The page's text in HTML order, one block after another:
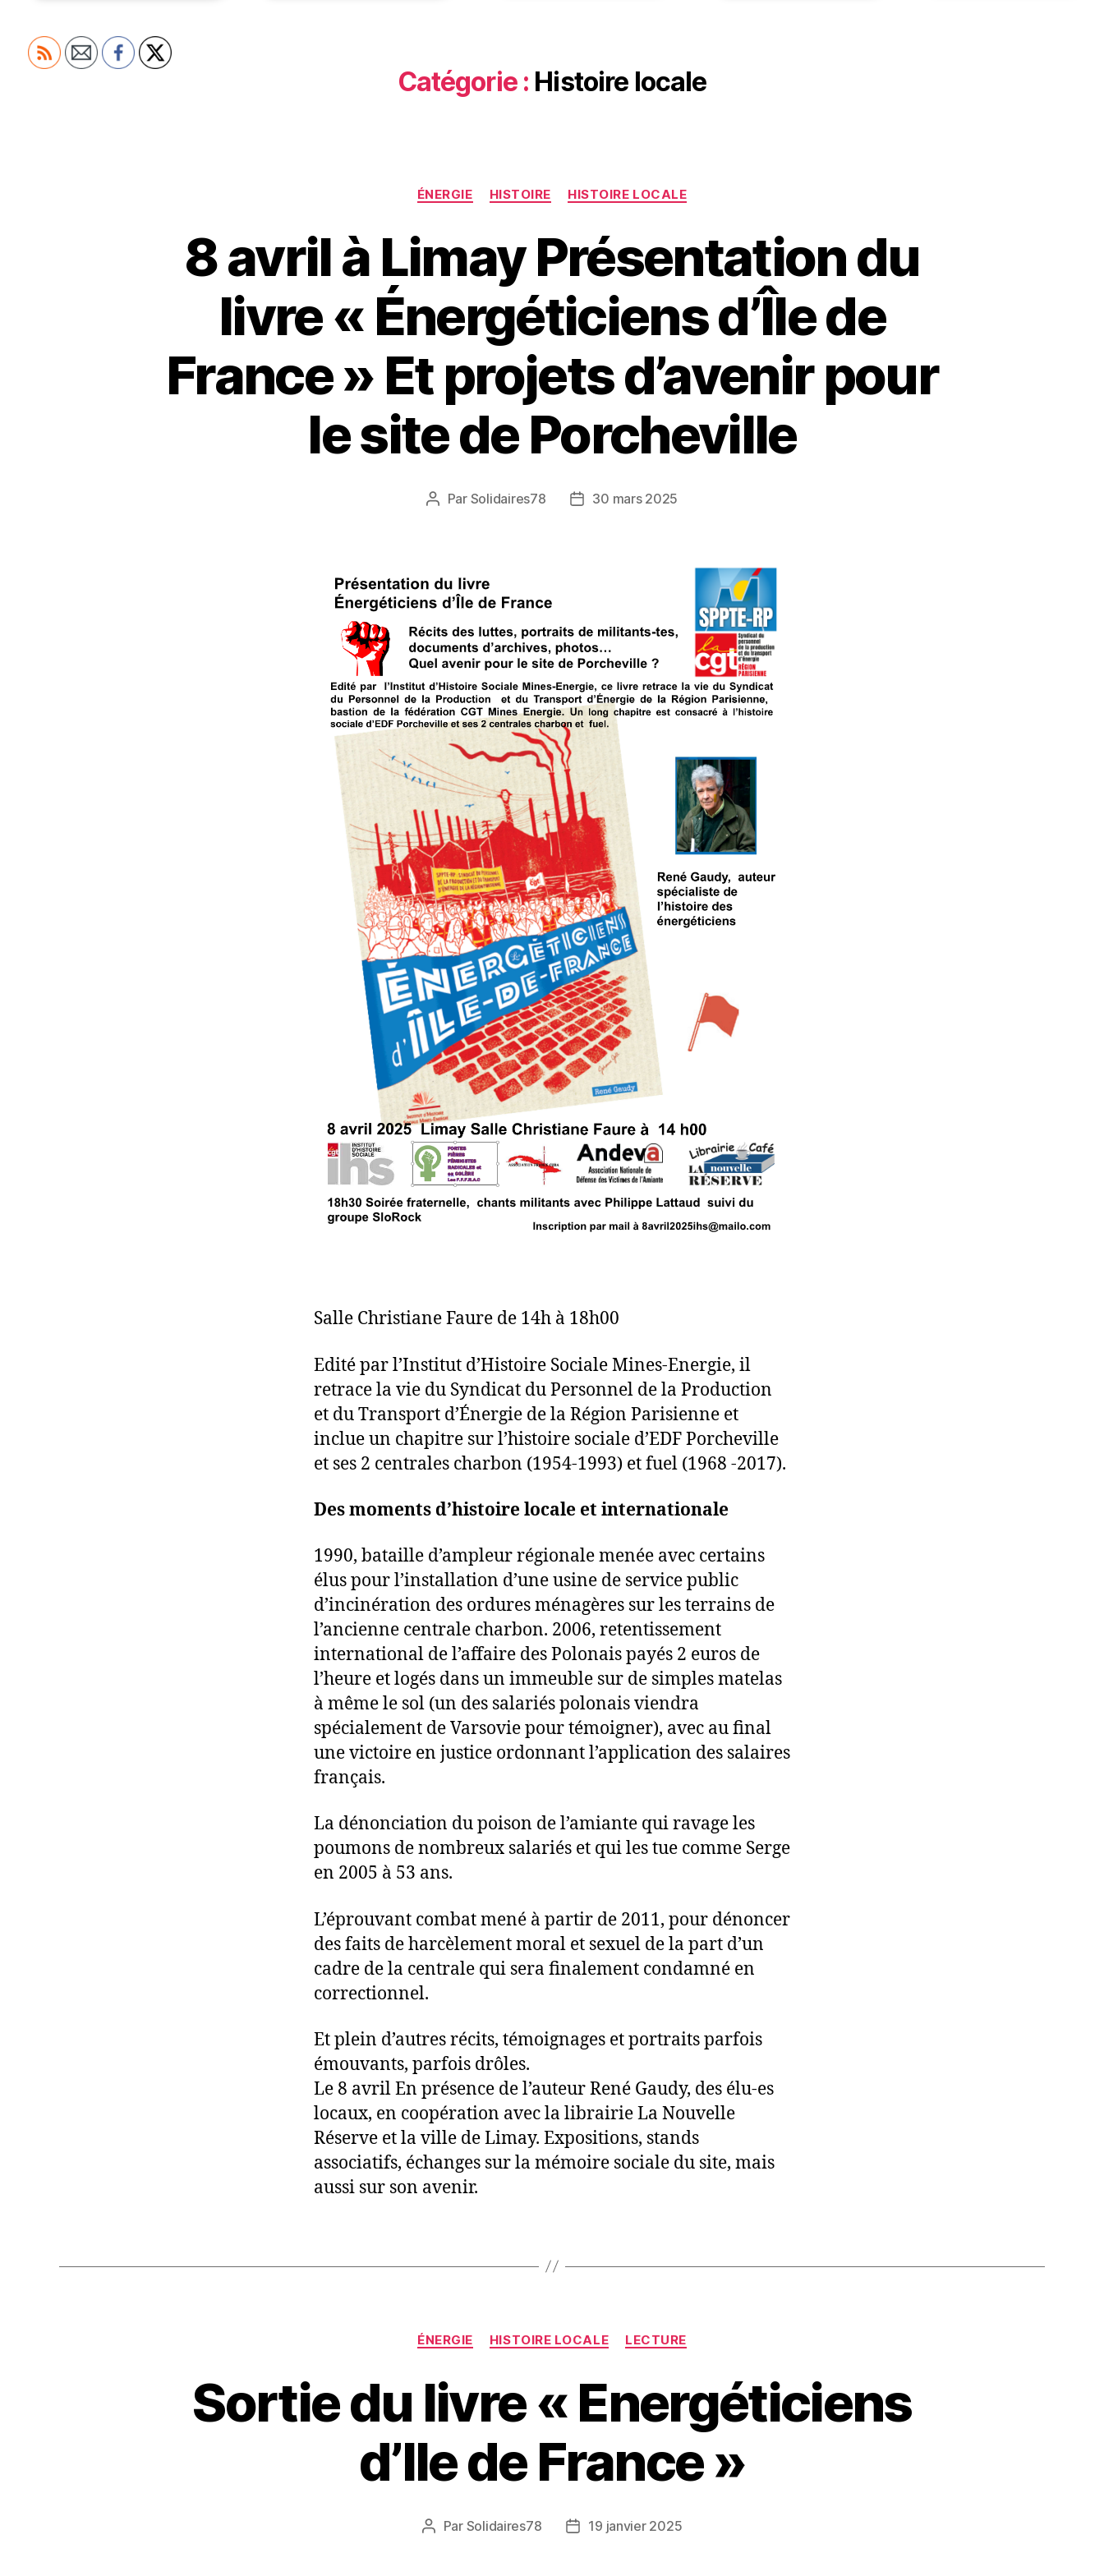
Catégorie : Histoire locale
Catégories
ÉNERGIE HISTOIRE HISTOIRE LOCALE
8 avril à Limay Présentation du
livre « Énergéticiens d’Île de
France » Et projets d’avenir pour
le site de Porcheville
Auteur
Par Solidaires78
Date30 mars 2025
Salle Christiane Faure de 14h à 18h00
Edité par l’Institut d’Histoire Sociale Mines-Energie, il
retrace la vie du Syndicat du Personnel de la Production
et du Transport d’Énergie de la Région Parisienne et
inclue un chapitre sur l’histoire sociale d’EDF Porcheville
et ses 2 centrales charbon (1954-1993) et fuel (1968 -2017).
Des moments d’histoire locale et internationale
1990, bataille d’ampleur régionale menée avec certains
élus pour l’installation d’une usine de service public
d’incinération des ordures ménagères sur les terrains de
l’ancienne centrale charbon. 2006, retentissement
international de l’affaire des Polonais payés 2 euros de
l’heure et logés dans un immeuble sur de simples matelas
à même le sol (un des salariés polonais viendra
spécialement de Varsovie pour témoigner), avec au final
une victoire en justice ordonnant l’application des salaires
français.
La dénonciation du poison de l’amiante qui ravage les
poumons de nombreux salariés et qui les tue comme Serge
en 2005 à 53 ans.
L’éprouvant combat mené à partir de 2011, pour dénoncer
des faits de harcèlement moral et sexuel de la part d’un
cadre de la centrale qui sera finalement condamné en
correctionnel.
Et plein d’autres récits, témoignages et portraits parfois
émouvants, parfois drôles.
Le 8 avril En présence de l’auteur René Gaudy, des élu-es
locaux, en coopération avec la librairie La Nouvelle
Réserve et la ville de Limay. Expositions, stands
associatifs, échanges sur la mémoire sociale du site, mais
aussi sur son avenir.
Catégories
ÉNERGIE HISTOIRE LOCALE LECTURE
Sortie du livre « Energéticiens
d’Ile de France »
Auteur
Par Solidaires78
Date19 janvier 2025